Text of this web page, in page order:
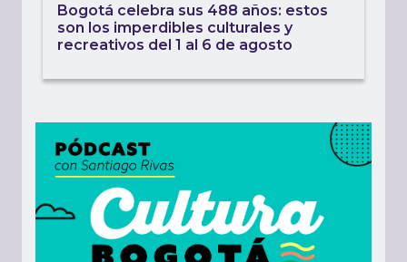
Bogotá celebra sus 488 años: estos
son los imperdibles culturales y
recreativos del 1 al 6 de agosto